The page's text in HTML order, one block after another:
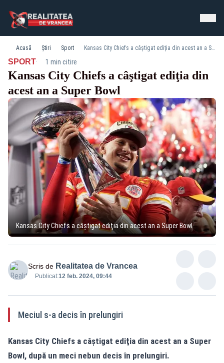
Acasă Știri Sport Kansas City Chiefs a câştigat ediţia din acest an a Super Bowl
SPORT· 1 min citire
Kansas City Chiefs a câştigat ediţia din
acest an a Super Bowl
Kansas City Chiefs a câştigat ediţia din acest an a Super Bowl
Scris de Realitatea de Vrancea
Publicat:12 feb. 2024, 09:44
Meciul s-a decis în prelungiri
Kansas City Chiefs a câştigat ediţia din acest an a Super
Bowl, după un meci nebun decis în prelungiri.